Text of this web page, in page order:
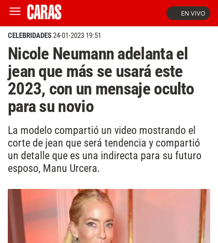
EN VIVO
CELEBRIDADES24-01-2023 19:51
Nicole Neumann adelanta el
jean que más se usará este
2023, con un mensaje oculto
para su novio
La modelo compartió un video mostrando el
corte de jean que será tendencia y compartió
un detalle que es una indirecta para su futuro
esposo, Manu Urcera.